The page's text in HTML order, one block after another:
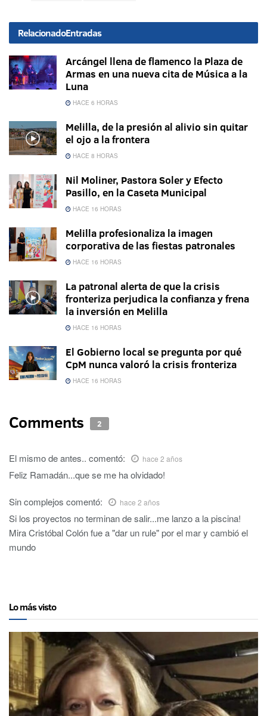
RelacionadoEntradas
Arcángel llena de flamenco la Plaza de
Armas en una nueva cita de Música a la
Luna
HACE 6 HORAS
Melilla, de la presión al alivio sin quitar
el ojo a la frontera
HACE 8 HORAS
Nil Moliner, Pastora Soler y Efecto
Pasillo, en la Caseta Municipal
HACE 16 HORAS
Melilla profesionaliza la imagen
corporativa de las fiestas patronales
HACE 16 HORAS
La patronal alerta de que la crisis
fronteriza perjudica la confianza y frena
la inversión en Melilla
HACE 16 HORAS
El Gobierno local se pregunta por qué
CpM nunca valoró la crisis fronteriza
HACE 16 HORAS
Comments 2
El mismo de antes.. comentó: hace 2 años
Feliz Ramadán...que se me ha olvidado!
Sin complejos comentó: hace 2 años
Si los proyectos no terminan de salir...me lanzo a la piscina!
Mira Cristóbal Colón fue a "dar un rule" por el mar y cambió el
mundo
Lo más visto